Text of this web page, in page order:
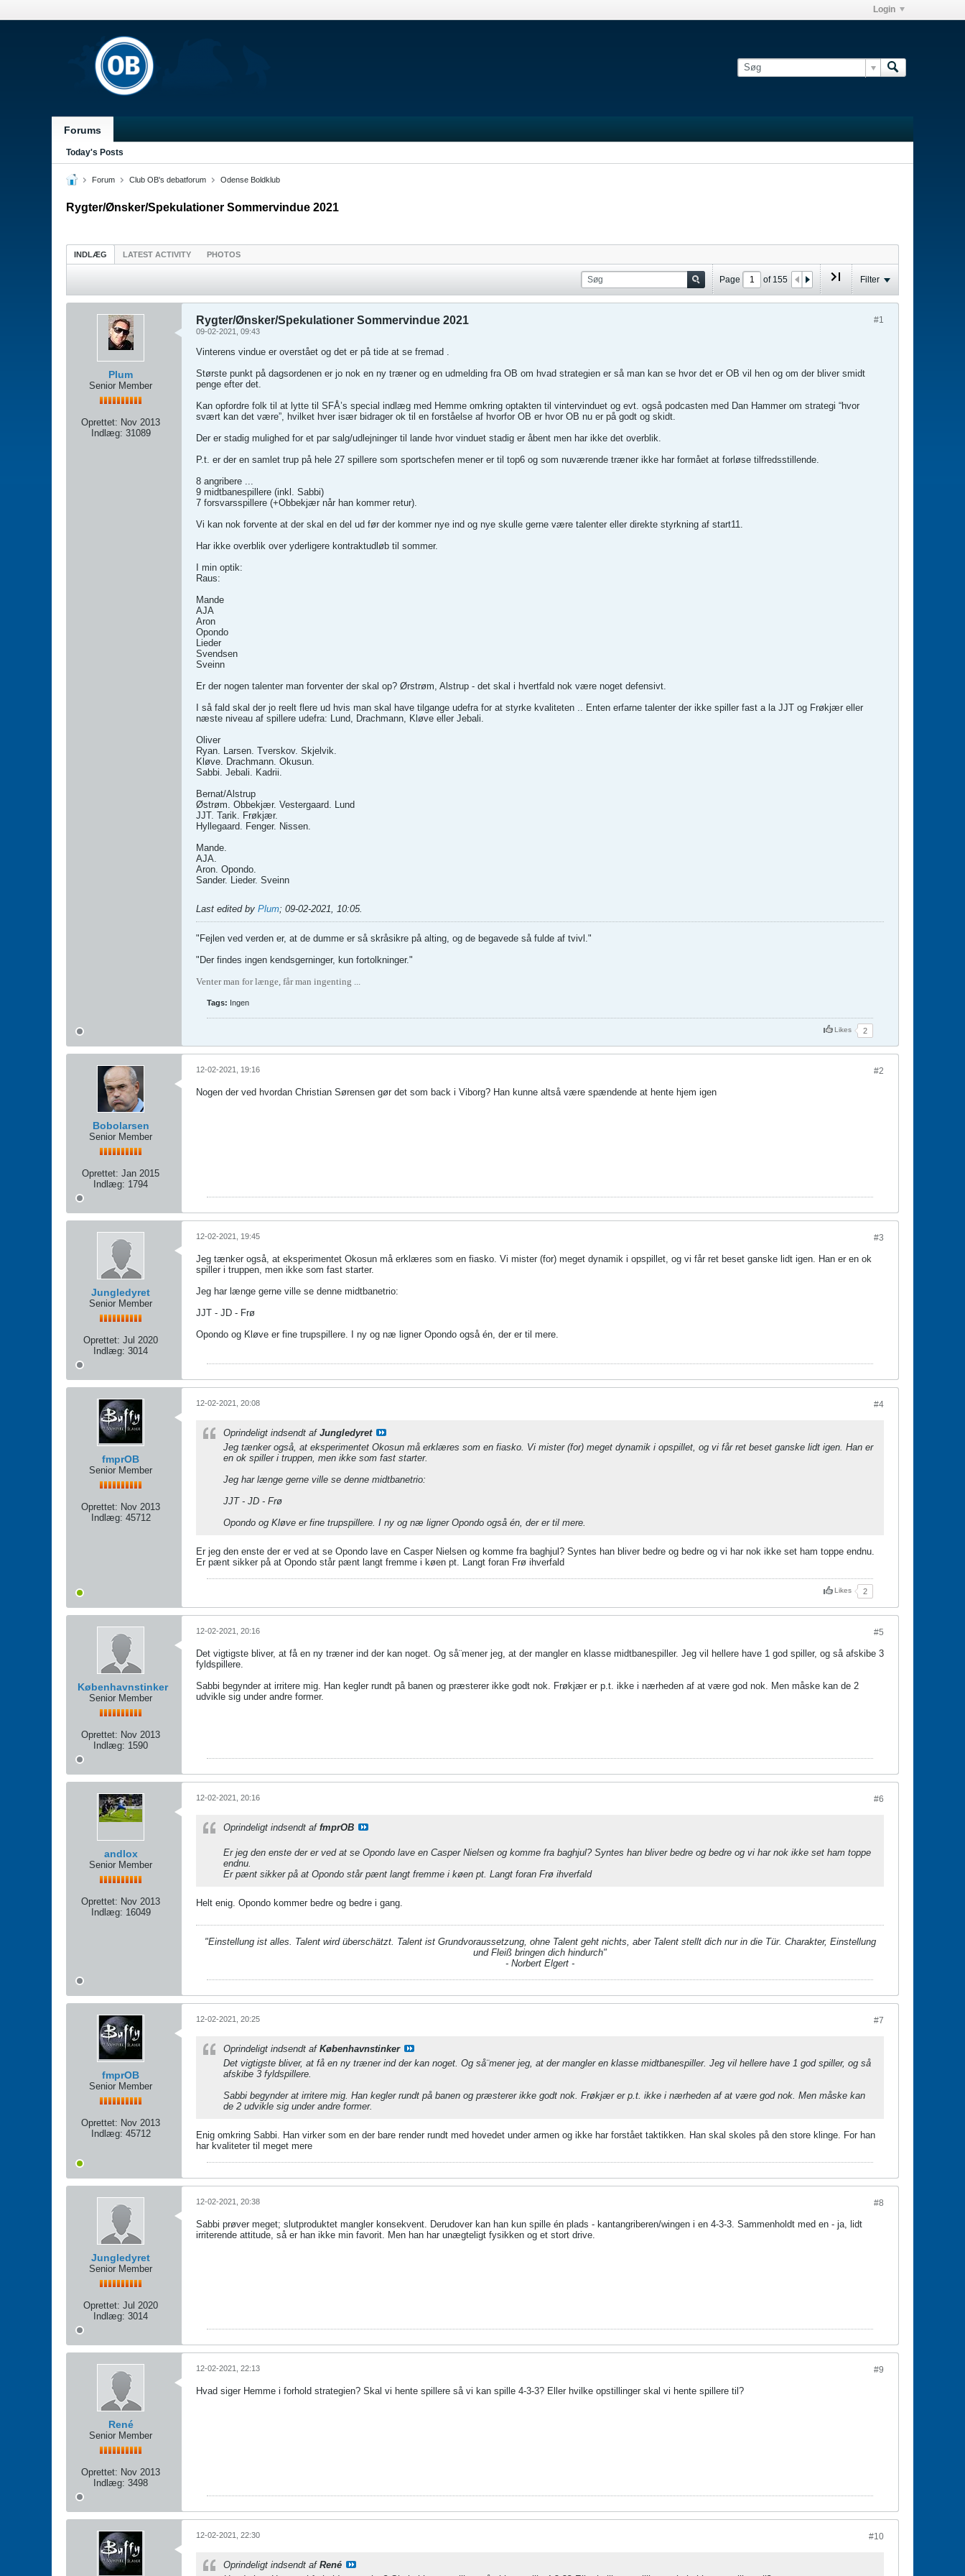
Login
Forums
Today's Posts
Forum Club OB's debatforum Odense Boldklub
Rygter/Ønsker/Spekulationer Sommervindue 2021
INDLÆG LATEST ACTIVITY PHOTOS
Page of 155 Filter
Plum
Senior Member
Oprettet: Nov 2013
Indlæg: 31089
#1
Rygter/Ønsker/Spekulationer Sommervindue 2021
09-02-2021, 09:43
Vinterens vindue er overstået og det er på tide at se fremad .
Største punkt på dagsordenen er jo nok en ny træner og en udmelding fra OB om hvad strategien er så man kan se hvor det er OB vil hen og om der bliver smidt
penge efter det.
Kan opfordre folk til at lytte til SFÅ’s special indlæg med Hemme omkring optakten til vintervinduet og evt. også podcasten med Dan Hammer om strategi “hvor
svært kan det være”, hvilket hver især bidrager ok til en forståelse af hvorfor OB er hvor OB nu er på godt og skidt.
Der er stadig mulighed for et par salg/udlejninger til lande hvor vinduet stadig er åbent men har ikke det overblik.
P.t. er der en samlet trup på hele 27 spillere som sportschefen mener er til top6 og som nuværende træner ikke har formået at forløse tilfredsstillende.
8 angribere ...
9 midtbanespillere (inkl. Sabbi)
7 forsvarsspillere (+Obbekjær når han kommer retur).
Vi kan nok forvente at der skal en del ud før der kommer nye ind og nye skulle gerne være talenter eller direkte styrkning af start11.
Har ikke overblik over yderligere kontraktudløb til sommer.
I min optik:
Raus:
Mande
AJA
Aron
Opondo
Lieder
Svendsen
Sveinn
Er der nogen talenter man forventer der skal op? Ørstrøm, Alstrup - det skal i hvertfald nok være noget defensivt.
I så fald skal der jo reelt flere ud hvis man skal have tilgange udefra for at styrke kvaliteten .. Enten erfarne talenter der ikke spiller fast a la JJT og Frøkjær eller
næste niveau af spillere udefra: Lund, Drachmann, Kløve eller Jebali.
Oliver
Ryan. Larsen. Tverskov. Skjelvik.
Kløve. Drachmann. Okusun.
Sabbi. Jebali. Kadrii.
Bernat/Alstrup
Østrøm. Obbekjær. Vestergaard. Lund
JJT. Tarik. Frøkjær.
Hyllegaard. Fenger. Nissen.
Mande.
AJA.
Aron. Opondo.
Sander. Lieder. Sveinn
Last edited by Plum; 09-02-2021, 10:05.
"Fejlen ved verden er, at de dumme er så skråsikre på alting, og de begavede så fulde af tvivl."
"Der findes ingen kendsgerninger, kun fortolkninger."
Venter man for længe, får man ingenting ...
Tags: Ingen
Likes 2
Bobolarsen
Senior Member
Oprettet: Jan 2015
Indlæg: 1794
#2
12-02-2021, 19:16
Nogen der ved hvordan Christian Sørensen gør det som back i Viborg? Han kunne altså være spændende at hente hjem igen
Jungledyret
Senior Member
Oprettet: Jul 2020
Indlæg: 3014
#3
12-02-2021, 19:45
Jeg tænker også, at eksperimentet Okosun må erklæres som en fiasko. Vi mister (for) meget dynamik i opspillet, og vi får ret beset ganske lidt igen. Han er en ok
spiller i truppen, men ikke som fast starter.
Jeg har længe gerne ville se denne midtbanetrio:
JJT - JD - Frø
Opondo og Kløve er fine trupspillere. I ny og næ ligner Opondo også én, der er til mere.
fmprOB
Senior Member
Oprettet: Nov 2013
Indlæg: 45712
#4
12-02-2021, 20:08
Oprindeligt indsendt af Jungledyret
Jeg tænker også, at eksperimentet Okosun må erklæres som en fiasko. Vi mister (for) meget dynamik i opspillet, og vi får ret beset ganske lidt igen. Han er
en ok spiller i truppen, men ikke som fast starter.
Jeg har længe gerne ville se denne midtbanetrio:
JJT - JD - Frø
Opondo og Kløve er fine trupspillere. I ny og næ ligner Opondo også én, der er til mere.
Er jeg den enste der er ved at se Opondo lave en Casper Nielsen og komme fra baghjul? Syntes han bliver bedre og bedre og vi har nok ikke set ham toppe endnu.
Er pænt sikker på at Opondo står pænt langt fremme i køen pt. Langt foran Frø ihverfald
Likes 2
Københavnstinker
Senior Member
Oprettet: Nov 2013
Indlæg: 1590
#5
12-02-2021, 20:16
Det vigtigste bliver, at få en ny træner ind der kan noget. Og så¨mener jeg, at der mangler en klasse midtbanespiller. Jeg vil hellere have 1 god spiller, og så afskibe 3
fyldspillere.
Sabbi begynder at irritere mig. Han kegler rundt på banen og præsterer ikke godt nok. Frøkjær er p.t. ikke i nærheden af at være god nok. Men måske kan de 2
udvikle sig under andre former.
andlox
Senior Member
Oprettet: Nov 2013
Indlæg: 16049
#6
12-02-2021, 20:16
Oprindeligt indsendt af fmprOB
Er jeg den enste der er ved at se Opondo lave en Casper Nielsen og komme fra baghjul? Syntes han bliver bedre og bedre og vi har nok ikke set ham toppe
endnu.
Er pænt sikker på at Opondo står pænt langt fremme i køen pt. Langt foran Frø ihverfald
Helt enig. Opondo kommer bedre og bedre i gang.
"Einstellung ist alles. Talent wird überschätzt. Talent ist Grundvoraussetzung, ohne Talent geht nichts, aber Talent stellt dich nur in die Tür. Charakter, Einstellung
und Fleiß bringen dich hindurch"
- Norbert Elgert -
fmprOB
Senior Member
Oprettet: Nov 2013
Indlæg: 45712
#7
12-02-2021, 20:25
Oprindeligt indsendt af Københavnstinker
Det vigtigste bliver, at få en ny træner ind der kan noget. Og så¨mener jeg, at der mangler en klasse midtbanespiller. Jeg vil hellere have 1 god spiller, og så
afskibe 3 fyldspillere.
Sabbi begynder at irritere mig. Han kegler rundt på banen og præsterer ikke godt nok. Frøkjær er p.t. ikke i nærheden af at være god nok. Men måske kan
de 2 udvikle sig under andre former.
Enig omkring Sabbi. Han virker som en der bare render rundt med hovedet under armen og ikke har forstået taktikken. Han skal skoles på den store klinge. For han
har kvaliteter til meget mere
Jungledyret
Senior Member
Oprettet: Jul 2020
Indlæg: 3014
#8
12-02-2021, 20:38
Sabbi prøver meget; slutproduktet mangler konsekvent. Derudover kan han kun spille én plads - kantangriberen/wingen i en 4-3-3. Sammenholdt med en - ja, lidt
irriterende attitude, så er han ikke min favorit. Men han har unægteligt fysikken og et stort drive.
René
Senior Member
Oprettet: Nov 2013
Indlæg: 3498
#9
12-02-2021, 22:13
Hvad siger Hemme i forhold strategien? Skal vi hente spillere så vi kan spille 4-3-3? Eller hvilke opstillinger skal vi hente spillere til?
#10
12-02-2021, 22:30
Oprindeligt indsendt af René